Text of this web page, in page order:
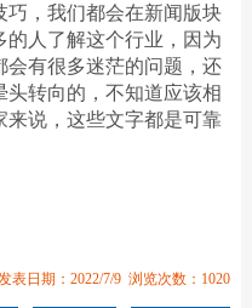
巧，我们都会在新闻版块
的人了解这个行业，因为
会有很多迷茫的问题，还
转向的，不知道应该相
说，这些文字都是可靠
表日期：2022/7/9 浏览次数：1020